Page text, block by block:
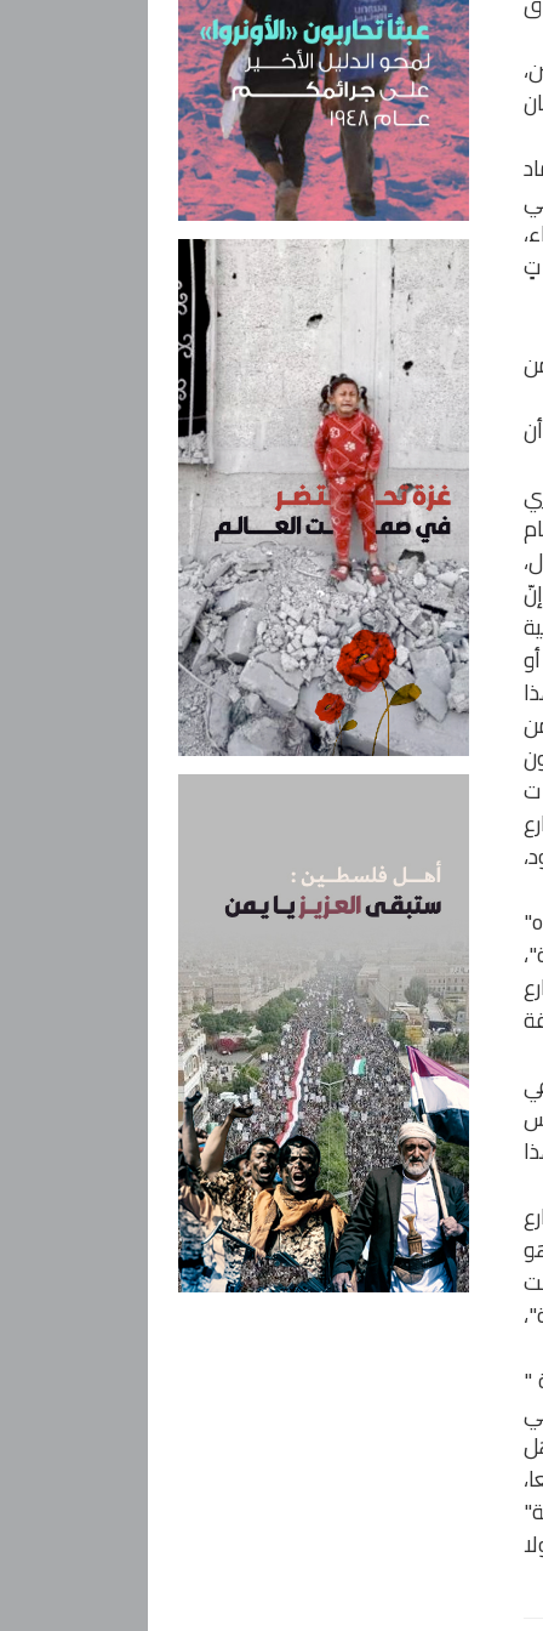
من
وفي السياق عينه، فقد كشف وزير الخارجية السورية الأسبق الراحل وليد المعلم، في حديث لـ قناة "otv"
"